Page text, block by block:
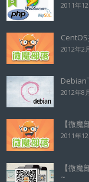
2011年
2012年2
Debian
2012年8
【微
2011年
【微
~